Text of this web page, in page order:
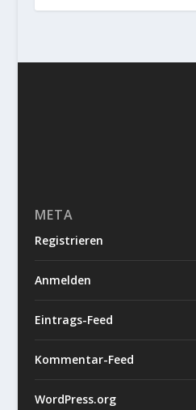
META
Registrieren
Anmelden
Eintrags-Feed
Kommentar-Feed
WordPress.org